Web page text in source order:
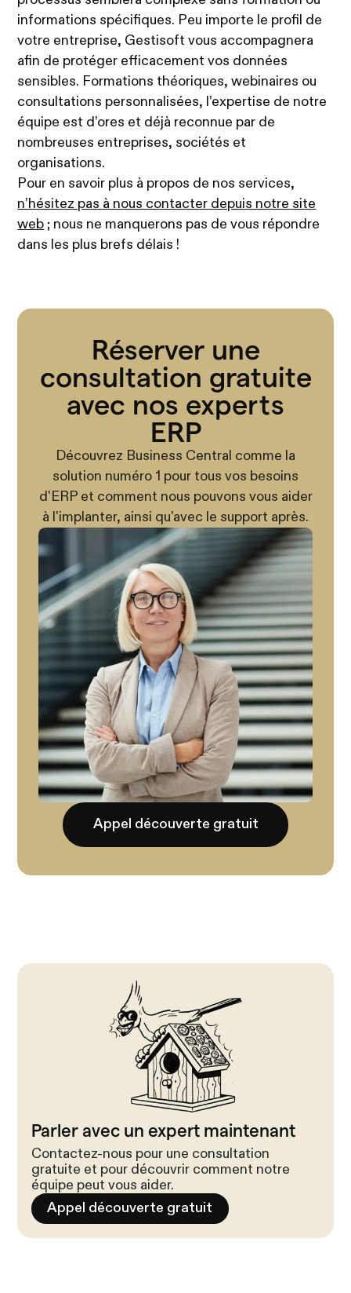
informations spécifiques. Peu importe le profil de
votre entreprise, Gestisoft vous accompagnera
afin de protéger efficacement vos données
sensibles. Formations théoriques, webinaires ou
consultations personnalisées, l’expertise de notre
équipe est d’ores et déjà reconnue par de
nombreuses entreprises, sociétés et
organisations.
Pour en savoir plus à propos de nos services,
n’hésitez pas à nous contacter depuis notre site
web ; nous ne manquerons pas de vous répondre
dans les plus brefs délais !
Réserver une
consultation gratuite
avec nos experts
ERP
Découvrez Business Central comme la
solution numéro 1 pour tous vos besoins
d'ERP et comment nous pouvons vous aider
à l'implanter, ainsi qu'avec le support après.
Appel découverte gratuit
Parler avec un expert maintenant
Contactez-nous pour une consultation
gratuite et pour découvrir comment notre
équipe peut vous aider.
Appel découverte gratuit